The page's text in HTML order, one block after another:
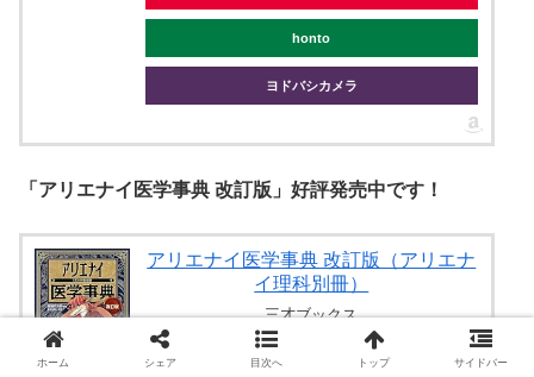
honto
ヨドバシカメラ
「アリエナイ医学事典 改訂版」好評発売中です！
アリエナイ医学事典 改訂版（アリエナ
イ理科別冊）
三才ブックス
Amazonの商品レビュー・口コミを見る
ホーム シェア 目次へ トップ サイドバー